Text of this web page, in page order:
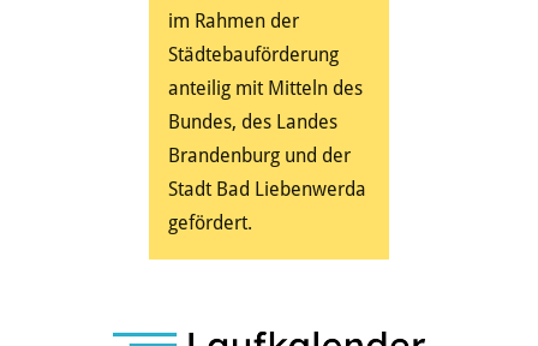
im Rahmen der
Städtebauförderung
anteilig mit Mitteln des
Bundes, des Landes
Brandenburg und der
Stadt Bad Liebenwerda
gefördert.